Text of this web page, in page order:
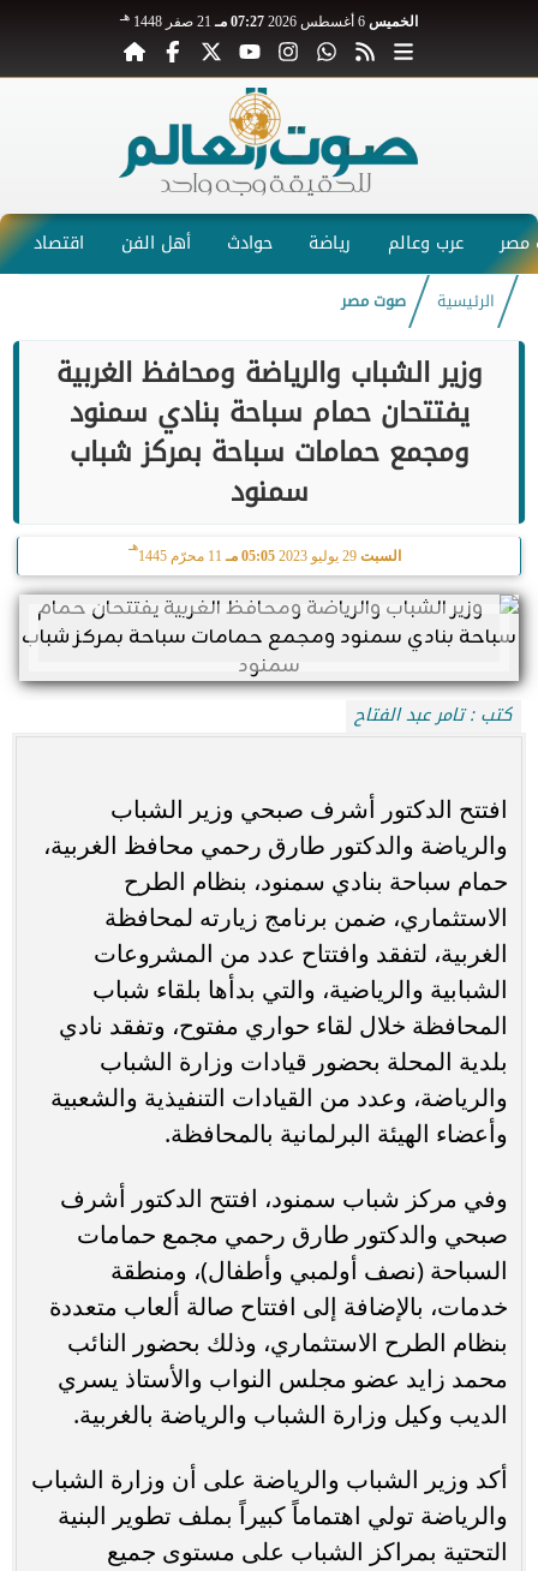
الخميس 07:27 مـ 21 صفر 1448 هـ
عرب وعالم رياضة حوادث أهل الفن اقتصاد
الرئيسية صوت مصر
وزير الشباب والرياضة ومحافظ الغربية
يفتتحان حمام سباحة بنادي سمنود
ومجمع حمامات سباحة بمركز شباب
سمنود
السبت 29 يوليو 2023 05:05 مـ 11 محرّم 1445
هـ
كتب : تامر عبد الفتاح
افتتح الدكتور أشرف صبحي وزير الشباب
والرياضة والدكتور طارق رحمي محافظ الغربية،
حمام سباحة بنادي سمنود، بنظام الطرح
الاستثماري، ضمن برنامج زيارته لمحافظة
الغربية، لتفقد وافتتاح عدد من المشروعات
الشبابية والرياضية، والتي بدأها بلقاء شباب
المحافظة خلال لقاء حواري مفتوح، وتفقد نادي
بلدية المحلة بحضور قيادات وزارة الشباب
والرياضة، وعدد من القيادات التنفيذية والشعبية
وأعضاء الهيئة البرلمانية بالمحافظة.
وفي مركز شباب سمنود، افتتح الدكتور أشرف
صبحي والدكتور طارق رحمي مجمع حمامات
السباحة (نصف أولمبي وأطفال)، ومنطقة
خدمات، بالإضافة إلى افتتاح صالة ألعاب متعددة
بنظام الطرح الاستثماري، وذلك بحضور النائب
محمد زايد عضو مجلس النواب والأستاذ يسري
الديب وكيل وزارة الشباب والرياضة بالغربية.
أكد وزير الشباب والرياضة على أن وزارة الشباب
والرياضة تولي اهتماماً كبيراً بملف تطوير البنية
التحتية بمراكز الشباب على مستوى جميع